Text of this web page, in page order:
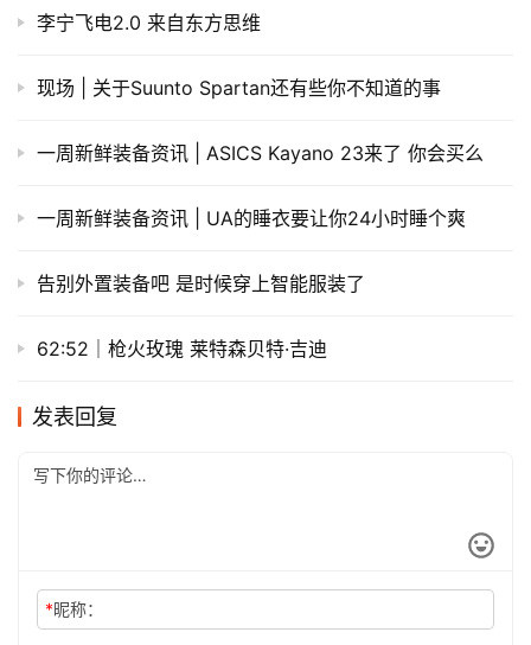
李宁飞电2.0 来自东方思维
现场 | 关于Suunto Spartan还有些你不知道的事
一周新鲜装备资讯 | ASICS Kayano 23来了 你会买么
一周新鲜装备资讯 | UA的睡衣要让你24小时睡个爽
告别外置装备吧 是时候穿上智能服装了
62:52｜枪火玫瑰 莱特森贝特·吉迪
发表回复
*昵称：